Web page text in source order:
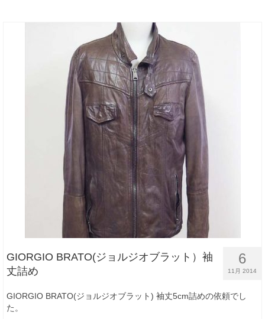
6
11月 2014
GIORGIO BRATO(ジョルジオブラット）袖
丈詰め
GIORGIO BRATO(ジョルジオブラット) 袖丈5cm詰めの依頼でし
た。